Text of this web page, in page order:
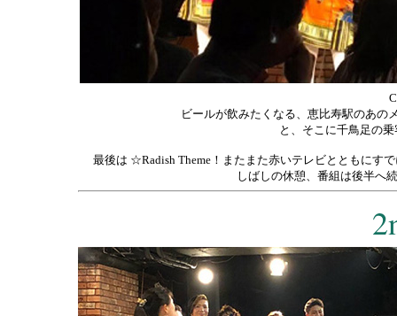
ビールが飲みたくなる、恵比寿駅のあの
と、そこに千鳥足の
最後は ☆Radish Theme！またまた赤いテレビとともにす
しばしの休憩、番組は後半へ